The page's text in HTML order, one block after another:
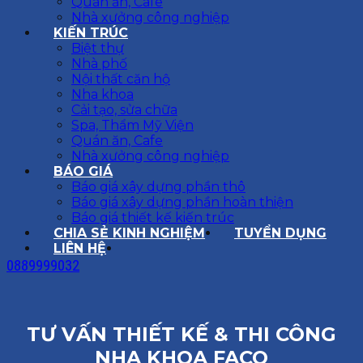
Nhà xưởng công nghiệp
KIẾN TRÚC
Biệt thự
Nhà phố
Nội thất căn hộ
Nha khoa
Cải tạo, sửa chữa
Spa, Thẩm Mỹ Viện
Quán ăn, Cafe
Nhà xưởng công nghiệp
BÁO GIÁ
Báo giá xây dựng phần thô
Báo giá xây dựng phần hoàn thiện
Báo giá thiết kế kiến trúc
CHIA SẺ KINH NGHIỆM
TUYỂN DỤNG
LIÊN HỆ
0889999032
TƯ VẤN THIẾT KẾ & THI CÔNG
NHA KHOA FACO